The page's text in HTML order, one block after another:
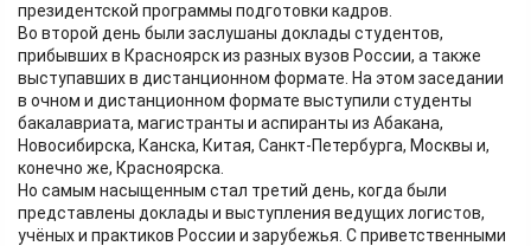
президентской программы подготовки кадров.
Во второй день были заслушаны доклады студентов,
прибывших в Красноярск из разных вузов России, а также
выступавших в дистанционном формате. На этом заседании
в очном и дистанционном формате выступили студенты
бакалавриата, магистранты и аспиранты из Абакана,
Новосибирска, Канска, Китая, Санкт-Петербурга, Москвы и,
конечно же, Красноярска.
Но самым насыщенным стал третий день, когда были
представлены доклады и выступления ведущих логистов,
учёных и практиков России и зарубежья. С приветственными